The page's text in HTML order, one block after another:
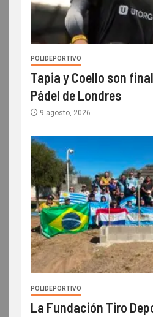
POLIDEPORTIVO
Tapia y Coello son
Pádel de Londres
9 agosto, 2026
POLIDEPORTIVO
La Fundación Tiro